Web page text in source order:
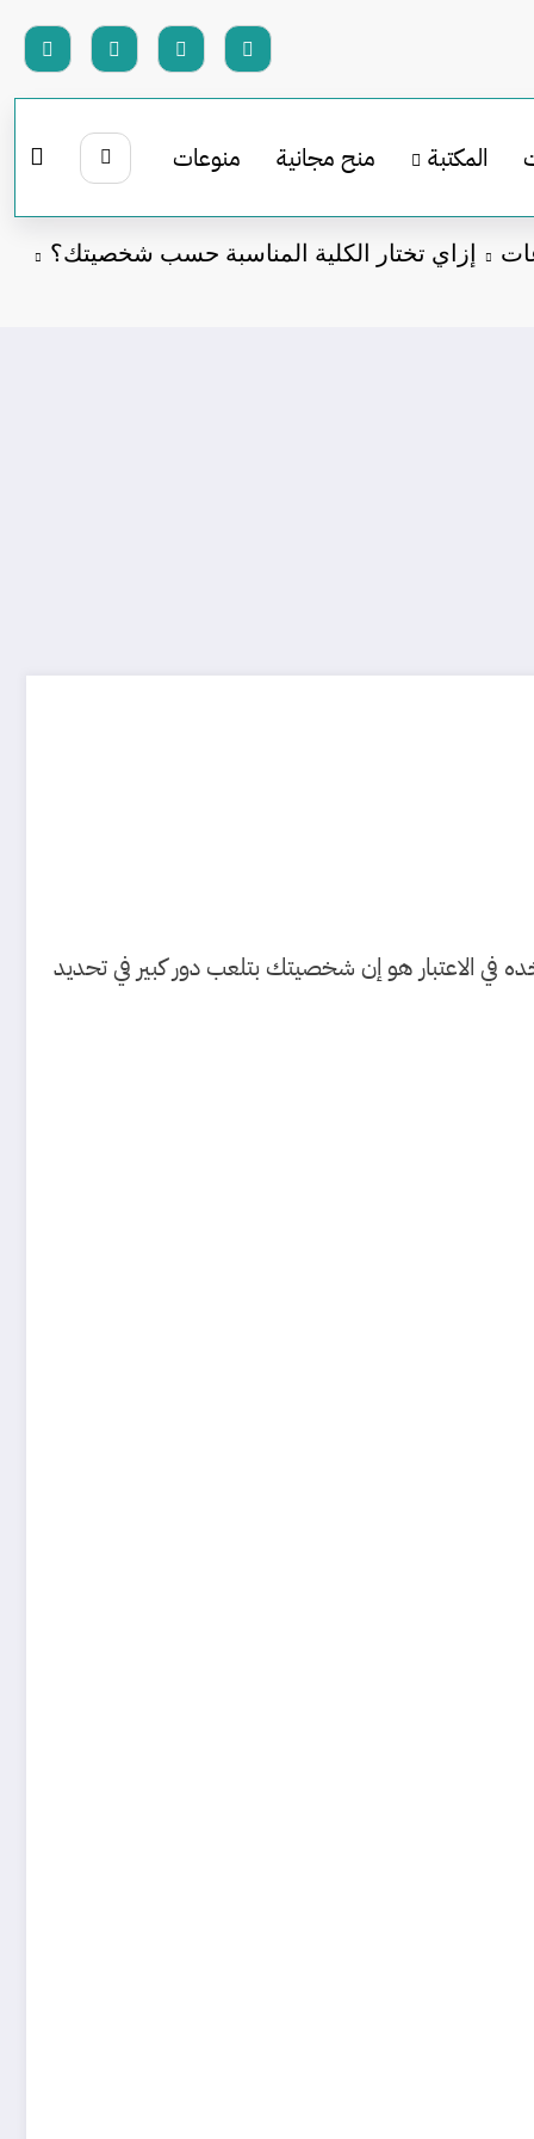
المكتبة منح مجانية منوعات
إزاي تختار الكلية المناسبة حسب شخصيتك؟
في الاعتبار هو إن شخصيتك بتلعب دور كبير في تحديد